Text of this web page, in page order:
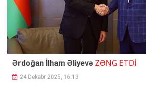
Ərdoğan İlham Əliyevə ZƏNG ETDİ
24 Dekabr 2025, 16:13